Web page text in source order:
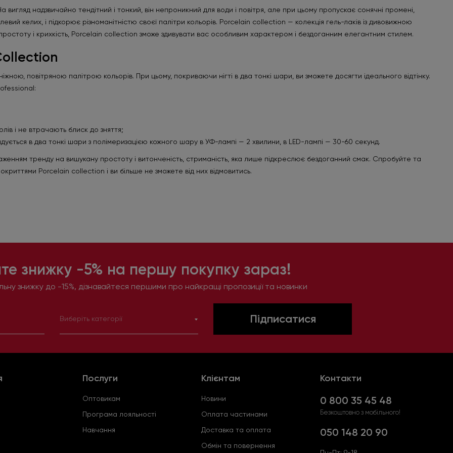
надзвичайно тендітний і тонкий, він непроникний для води і повітря, але при цьому пропускає сонячні промені,
келих, і підкорює різноманітністю своєї палітри кольорів. Porcelain collection — колекція гель-лаків із дивовижною
і крихкість, Porcelain collection зможе здивувати вас особливим характером і бездоганним елегантним стилем.
повітряною палітрою кольорів. При цьому, покриваючи нігті в два тонкі шари, ви зможете досягти ідеального відтінку.
і не втрачають блиск до зняття;
в два тонкі шари з полімеризацією кожного шару в УФ-лампі — 2 хвилини, в LED-лампі — 30-60 секунд.
тренду на вишукану простоту і витонченість, стриманість, яка лише підкреслює бездоганний смак. Спробуйте та
Porcelain collection і ви більше не зможете від них відмовитись.
знижку -5% на першу покупку зараз!
знижку до -15%, дізнавайтеся першими про найкращі пропозиції та новинки
Виберіть категорії Підписатися
Послуги
Оптовикам
Програма лояльності
Навчання
Клієнтам
Новини
Оплата частинами
Доставка та оплата
Обмін та повернення
Контакти
0 800 35 45 48
Безкоштовно з мобільного!
050 148 20 90